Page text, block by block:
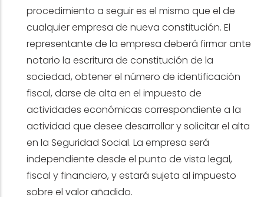
procedimiento a seguir es el mismo que el de
cualquier empresa de nueva constitución. El
representante de la empresa deberá firmar ante
notario la escritura de constitución de la
sociedad, obtener el número de identificación
fiscal, darse de alta en el impuesto de
actividades económicas correspondiente a la
actividad que desee desarrollar y solicitar el alta
en la Seguridad Social. La empresa será
independiente desde el punto de vista legal,
fiscal y financiero, y estará sujeta al impuesto
sobre el valor añadido.